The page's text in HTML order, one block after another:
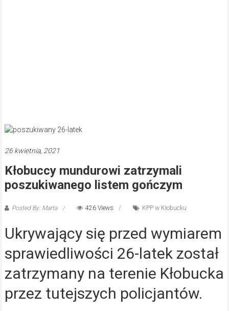
26 kwietnia, 2021
Kłobuccy mundurowi zatrzymali
poszukiwanego listem gończym
Posted By: Marta 426 Views KPP w Kłobucku
Ukrywający się przed wymiarem
sprawiedliwości 26-latek został
zatrzymany na terenie Kłobucka
przez tutejszych policjantów.